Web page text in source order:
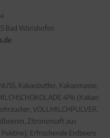
Bad Wörishofen
Kakaobutter, Kakaomasse,
41% (Kakao:
VOLLMILCHPULVER,
Zitronensaft aus
Erfrischende Erdbeere